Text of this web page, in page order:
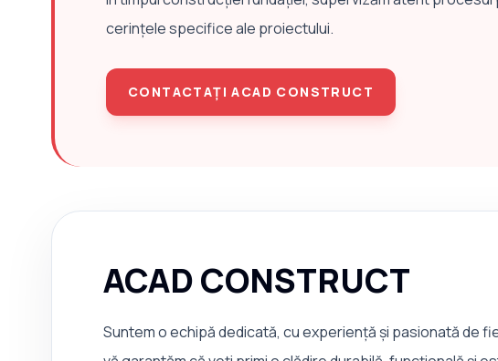
cerințele specifice ale proiectului.
CONTACTAȚI ACAD CONSTRUCT
ACAD CONSTRUCT
Suntem o echipă dedicată, cu experiență și pasionată de